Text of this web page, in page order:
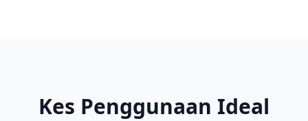
Kes Penggunaan Ideal